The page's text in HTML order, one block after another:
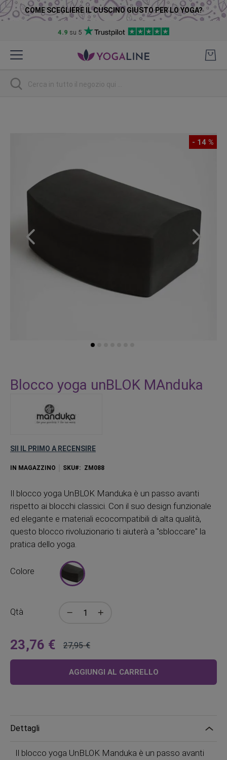
COME SCEGLIERE IL CUSCINO GIUSTO PER LO YOGA?
4.9 su 5
al
Ricerca
immagini
- 14 %
all'inizio
della
immagini
Blocco yoga unBLOK MAnduka
SII IL PRIMO A RECENSIRE
IN MAGAZZINO SKU ZM088
Il blocco yoga UnBLOK Manduka è un passo avanti
rispetto ai blocchi classici. Con il suo design funzionale
ed elegante e materiali ecocompatibili di alta qualità,
questo blocco rivoluzionario ti aiuterà a "sbloccare" la
pratica dello yoga.
Colore
Qtà
A
partire
23,76 €
Prezzo
27,95 €
AGGIUNGI AL CARRELLO
Dettagli
Il blocco yoga UnBLOK Manduka è un passo avanti